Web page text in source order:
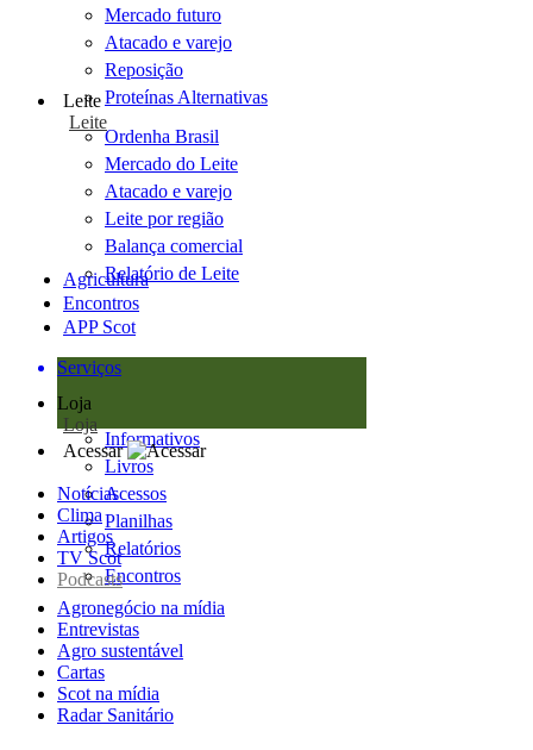
Mercado futuro
Atacado e varejo
Reposição
Proteínas Alternativas
Leite
Leite
Ordenha Brasil
Mercado do Leite
Atacado e varejo
Leite por região
Balança comercial
Relatório de Leite
Agricultura
Encontros
APP Scot
Serviços
Loja
Loja
Informativos
Livros
Acessos
Planilhas
Relatórios
Encontros
Acessar
Notícias
Clima
Artigos
TV Scot
Podcasts
Agronegócio na mídia
Entrevistas
Agro sustentável
Cartas
Scot na mídia
Radar Sanitário